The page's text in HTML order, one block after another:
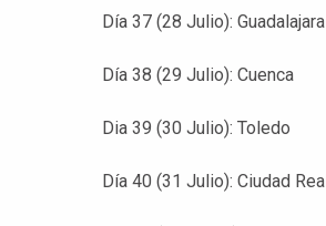
Día 37 (28 Julio): Guadalajara
Día 38 (29 Julio): Cuenca
Dia 39 (30 Julio): Toledo
Día 40 (31 Julio): Ciudad Real